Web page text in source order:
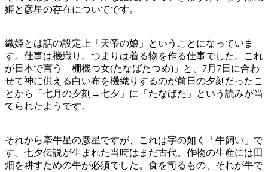
姫と彦星の存在についてです。
織姫とは話の設定上「天帝の娘」ということになっていま
す。仕事は機織り。つまりは着る物を作る仕事でした。これ
が日本で言う「棚機つ女(たなばたつめ)」と、7月7日に合わ
せて神に供える白い布を機織りするのが前日の夕刻だったこ
とから「七月の夕刻→七夕」に「たなばた」という読みが当
てられたようです。
それから牽牛星の彦星ですが、これは字の如く「牛飼い」で
す。七夕伝説が生まれた当時はまだ古代。作物の生産には田
畑を耕すための牛が必須でした。食を司るもの、それが牛で